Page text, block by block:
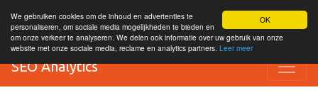
OK
We gebruiken cookies om de inhoud en advertenties te
personaliseren, om sociale media mogelijkheden te bieden en
om onze verkeer te analyseren. We delen ook informatie over uw gebruik van onze
website met onze sociale media, reclame en analytics partners. Leer meer
SEO Analytics